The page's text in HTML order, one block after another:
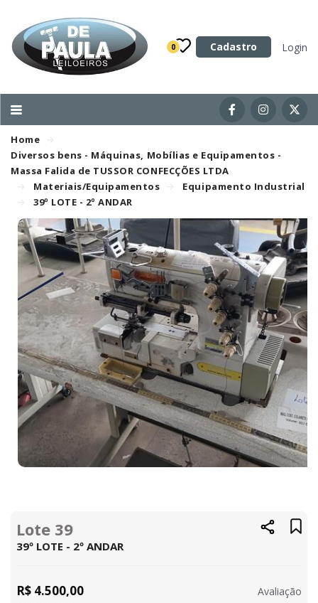
0 Cadastro Login
Categoria
Imóveis
Acessórios para Veículos
Máquinas
Home
Diversos bens - Máquinas, Mobílias e Equipamentos -
Massa Falida de TUSSOR CONFECÇÕES LTDA
Materiais/Equipamentos
Equipamento Industrial
39º LOTE - 2º ANDAR
Lote 39
39º LOTE - 2º ANDAR
R$ 4.500,00 Avaliação